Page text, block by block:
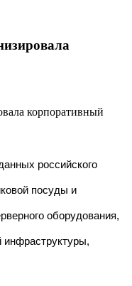
российского
посуды и
оборудования,
инфраструктуры,